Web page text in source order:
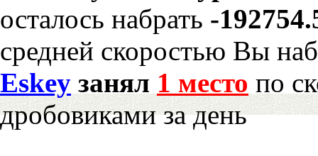
осталось набрать -
средней скоростью Вы
Eskey занял 1 место по
дробовиками за день